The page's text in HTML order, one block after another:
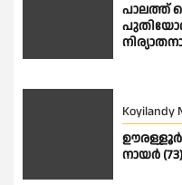
പാലത്ത്
Koyilandy
ഊരള്ളൂര്‍
നായർ